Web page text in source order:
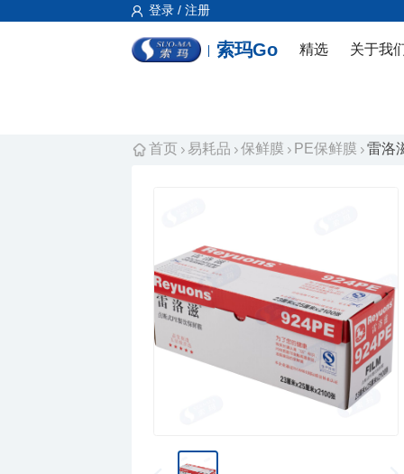
登录 / 注册
索玛Go 精选 关于我
首页 易耗品 保鲜膜 PE保鲜膜 雷洛
￥92.00